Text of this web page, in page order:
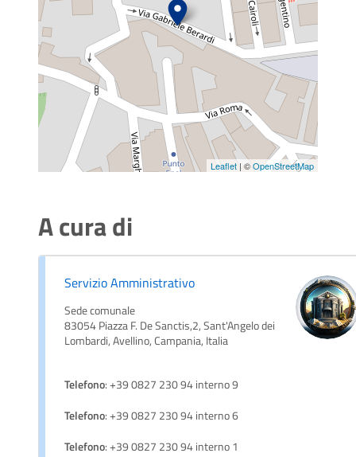
Leaflet | ©OpenStreetMap
A cura di
Servizio Amministrativo
Sede comunale
83054 Piazza F. De Sanctis,2, Sant'Angelo dei
Lombardi, Avellino, Campania, Italia
Telefono: +39 0827 230 94 interno 9
Telefono: +39 0827 230 94 interno 6
Telefono: +39 0827 230 94 interno 1